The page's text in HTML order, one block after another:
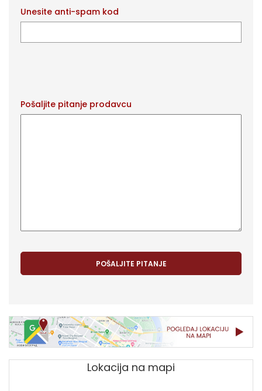
Unesite anti-spam kod
Pošaljite pitanje prodavcu
Lokacija na mapi